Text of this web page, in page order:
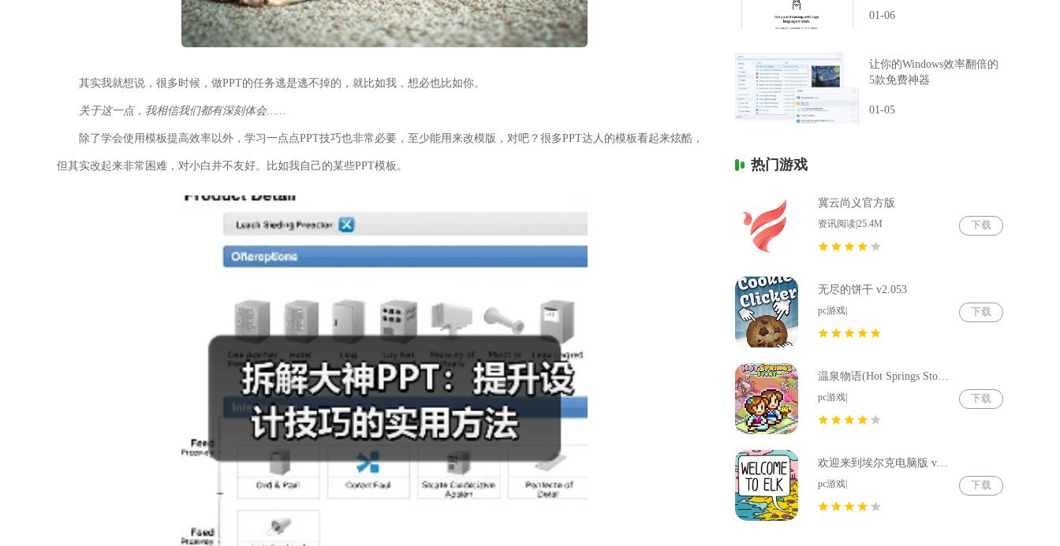
其实我就想说，很多时候，做PPT的任务逃是逃不掉的，就比如我，想必也比如你。
关于这一点，我相信我们都有深刻体会……
除了学会使用模板提高效率以外，学习一点点PPT技巧也非常必要，至少能用来改模版，对吧？很多PPT达人的模板看起来炫酷，
但其实改起来非常困难，对小白并不友好。比如我自己的某些PPT模板。
01-06
让你的Windows效率翻倍的
5款免费神器
01-05
热门游戏
冀云尚义官方版
资讯阅读|25.4M 下载
无尽的饼干 v2.053
pc游戏| 下载
温泉物语(Hot Springs Story) v2.79
pc游戏| 下载
欢迎来到埃尔克电脑版 v1.22.4
pc游戏| 下载